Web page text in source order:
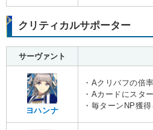
クリティカルサポーター
サーヴァント
ヨハンナ
・Aクリバフの倍
・Aカードにスタ
・毎ターンNP獲